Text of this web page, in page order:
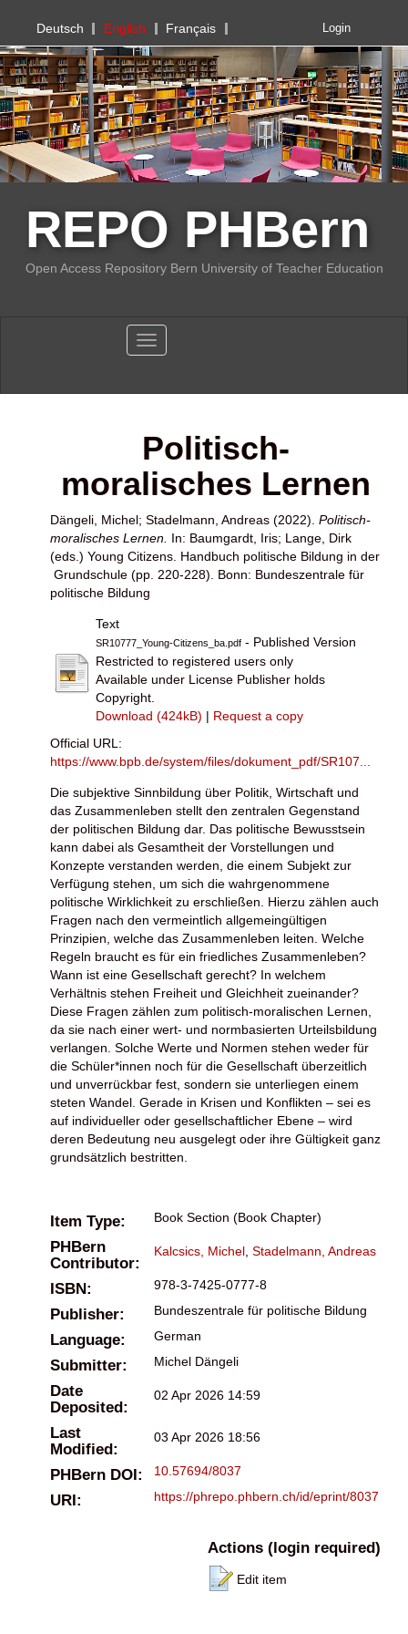
PHBern
Deutsch English Français Login
REPO PHBern
Open Access Repository Bern University of Teacher Education
Toggle navigation
Politisch-
moralisches Lernen
Dängeli, Michel; Stadelmann, Andreas (2022). Politisch-
moralisches Lernen. In: Baumgardt, Iris; Lange, Dirk
(eds.) Young Citizens. Handbuch politische Bildung in der
­ Grundschule (pp. 220-228). Bonn: Bundeszentrale für
politische Bildung
Text
SR10777_Young-Citizens_ba.pdf - Published Version
Restricted to registered users only
Available under License Publisher holds
Copyright.
Download (424kB) | Request a copy
Official URL:
https://www.bpb.de/system/files/dokument_pdf/SR107...
Die subjektive Sinnbildung über Politik, Wirtschaft und
das Zusammenleben stellt den zentralen Gegenstand
der politischen Bildung dar. Das politische Bewusstsein
kann dabei als Gesamtheit der Vorstellungen und
Konzepte verstanden werden, die einem Subjekt zur
Verfügung stehen, um sich die wahrgenommene
politische Wirklichkeit zu erschließen. Hierzu zählen auch
Fragen nach den vermeintlich allgemeingültigen
Prinzipien, welche das Zusammenleben leiten. Welche
Regeln braucht es für ein friedliches Zusammenleben?
Wann ist eine Gesellschaft gerecht? In welchem
Verhältnis stehen Freiheit und Gleichheit zueinander?
Diese Fragen zählen zum politisch-moralischen Lernen,
da sie nach einer wert- und normbasierten Urteilsbildung
verlangen. Solche Werte und Normen stehen weder für
die Schüler*innen noch für die Gesellschaft überzeitlich
und unverrückbar fest, sondern sie unterliegen einem
steten Wandel. Gerade in Krisen und Konflikten – sei es
auf individueller oder gesellschaftlicher Ebene – wird
deren Bedeutung neu ausgelegt oder ihre Gültigkeit ganz
grundsätzlich bestritten.
Item Type: Book Section (Book Chapter)
PHBern
Contributor:
Kalcsics, Michel Stadelmann, Andreas
ISBN: 978-3-7425-0777-8
Publisher: Bundeszentrale für politische Bildung
Language: German
Submitter: Michel Dängeli
Date
Deposited:
02 Apr 2026 14:59
Last
Modified:
03 Apr 2026 18:56
PHBern DOI: 10.57694/8037
URI: https://phrepo.phbern.ch/id/eprint/8037
Actions (login required)
Edit item